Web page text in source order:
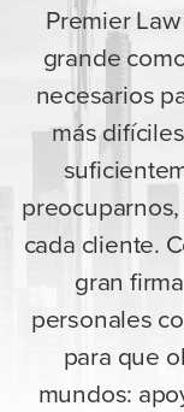
Premier
grande
necesarios
más
cada cliente.
gran
personales
para que
mundos: